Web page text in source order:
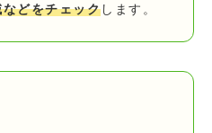
どをチェックします。